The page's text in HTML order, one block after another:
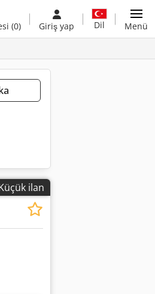
(0) Giriş yap Dil Menü
ilan